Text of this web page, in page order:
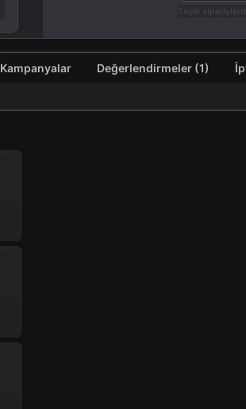
Kampanyalar Değerlendirmeler (1)